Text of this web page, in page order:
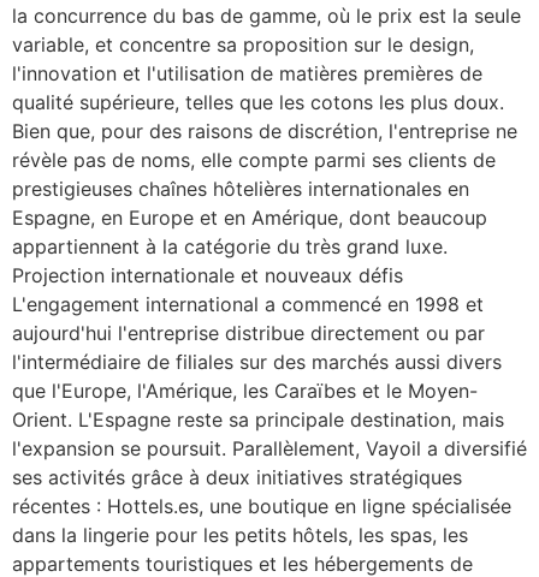
la concurrence du bas de gamme, où le prix est la seule
variable, et concentre sa proposition sur le design,
l'innovation et l'utilisation de matières premières de
qualité supérieure, telles que les cotons les plus doux.
Bien que, pour des raisons de discrétion, l'entreprise ne
révèle pas de noms, elle compte parmi ses clients de
prestigieuses chaînes hôtelières internationales en
Espagne, en Europe et en Amérique, dont beaucoup
appartiennent à la catégorie du très grand luxe.
Projection internationale et nouveaux défis
L'engagement international a commencé en 1998 et
aujourd'hui l'entreprise distribue directement ou par
l'intermédiaire de filiales sur des marchés aussi divers
que l'Europe, l'Amérique, les Caraïbes et le Moyen-
Orient. L'Espagne reste sa principale destination, mais
l'expansion se poursuit. Parallèlement, Vayoil a diversifié
ses activités grâce à deux initiatives stratégiques
récentes : Hottels.es, une boutique en ligne spécialisée
dans la lingerie pour les petits hôtels, les spas, les
appartements touristiques et les hébergements de